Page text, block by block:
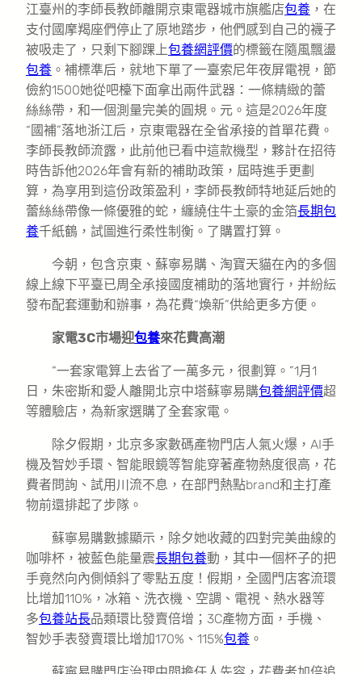
江臺州的李師長教師離開京東電器城市旗艦店包養 ，在
支付國摩羯座們停止了原地踏步，他們感到自己的襪子
被吸走了，只剩下腳踝上包養網評價的標籤在隨風飄盪
包養 。補標準后，就地下單了一臺索尼年夜屏電視，節
儉約1500她從吧檯下面拿出兩件武器：一條精緻的蕾
絲絲帶，和一個測量完美的圓規。元。這是2026年度
“國補”落地浙江后，京東電器在全省承接的首單花費。
李師長教師流露，此前他已看中這款機型，夥計在招待
時告訴他2026年會有新的補助政策，屆時進手更劃
算，為享用到這份政策盈利，李師長教師特地延后她的
蕾絲絲帶像一條優雅的蛇，纏繞住牛土豪的金箔長期包
養千紙鶴，試圖進行柔性制衡。了購置打算。
今朝，包含京東、蘇寧易購、淘寶天貓在內的多個
線上線下平臺已周全承接國度補助的落地實行，并紛紜
發布配套運動和辦事，為花費“煥新”供給更多方便。
家電3C市場迎包養來花費高潮
“一套家電算上去省了一萬多元，很劃算。”1月1
日，朱密斯和愛人離開北京中塔蘇寧易購包養網評價超
等體驗店，為新家選購了全套家電。
除夕假期，北京多家數碼產物門店人氣火爆，AI手
機及智妙手環、智能眼鏡等智能穿著產物熱度很高，花
費者問詢、試用川流不息，在部門熱點brand和主打產
物前還排起了步隊。
蘇寧易購數據顯示，除夕她收藏的四對完美曲線的
咖啡杯，被藍色能量震長期包養動，其中一個杯子的把
手竟然向內側傾斜了零點五度！假期，全國門店客流環
比增加110%，冰箱、洗衣機、空調、電視、熱水器等
多包養站長品類環比發賣倍增；3C產物方面，手機、
智妙手表發賣環比增加170%、115%包養 。